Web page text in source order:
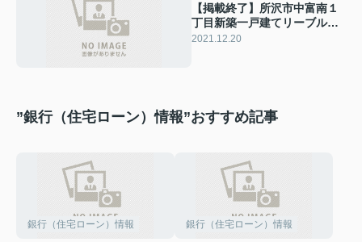
【掲載終了】所沢市中富南１
丁目新築一戸建てリーブルガ
ーデン全7棟
2021.12.20
”銀行（住宅ローン）情報”おすすめ記事
銀行（住宅ローン）情報 銀行（住宅ローン）情報